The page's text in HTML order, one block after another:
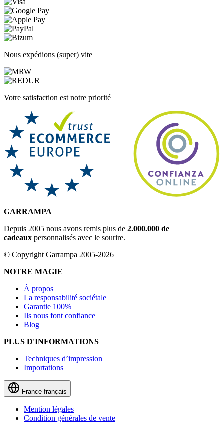
Nous expédions (super) vite
Votre satisfaction est notre priorité
GARRAMPA
Depuis 2005 nous avons remis plus de 2.000.000 de
cadeaux personnalisés avec le sourire.
© Copyright Garrampa 2005-2026
NOTRE MAGIE
À propos
La responsabilité sociétale
Garantie 100%
Ils nous font confiance
Blog
PLUS D'INFORMATIONS
Techniques d’impression
Importations
France français
Mention légales
Condition générales de vente